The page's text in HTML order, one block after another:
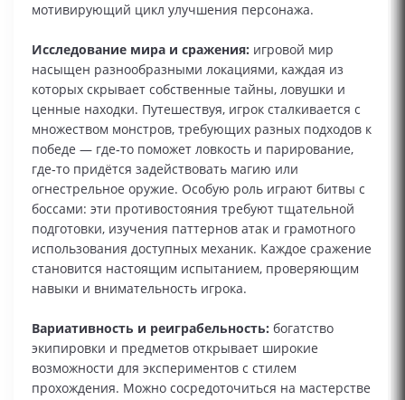
мотивирующий цикл улучшения персонажа.
Исследование мира и сражения: игровой мир
насыщен разнообразными локациями, каждая из
которых скрывает собственные тайны, ловушки и
ценные находки. Путешествуя, игрок сталкивается с
множеством монстров, требующих разных подходов к
победе — где‑то поможет ловкость и парирование,
где‑то придётся задействовать магию или
огнестрельное оружие. Особую роль играют битвы с
боссами: эти противостояния требуют тщательной
подготовки, изучения паттернов атак и грамотного
использования доступных механик. Каждое сражение
становится настоящим испытанием, проверяющим
навыки и внимательность игрока.
Вариативность и реиграбельность: богатство
экипировки и предметов открывает широкие
возможности для экспериментов с стилем
прохождения. Можно сосредоточиться на мастерстве